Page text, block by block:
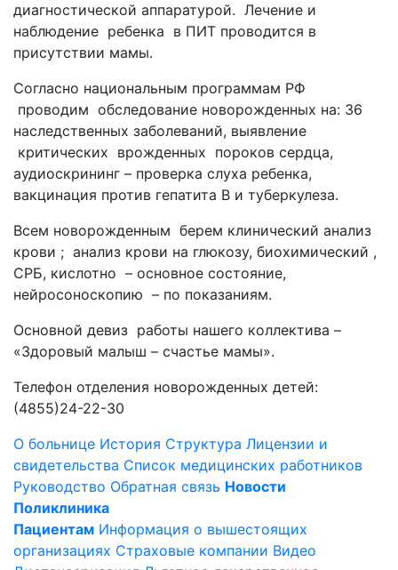
диагностической аппаратурой. Лечение и
наблюдение ребенка в ПИТ проводится в
присутствии мамы.
Согласно национальным программам РФ
проводим обследование новорожденных на: 36
наследственных заболеваний, выявление
критических врожденных пороков сердца,
аудиоскрининг – проверка слуха ребенка,
вакцинация против гепатита В и туберкулеза.
Всем новорожденным берем клинический анализ
крови ; анализ крови на глюкозу, биохимический ,
СРБ, кислотно – основное состояние,
нейросоноскопию – по показаниям.
Основной девиз работы нашего коллектива –
«Здоровый малыш – счастье мамы».
Телефон отделения новорожденных детей:
(4855)24-22-30
О больнице История Структура Лицензии и
свидетельства Список медицинских работников
Руководство Обратная связь Новости
Поликлиника
Пациентам Информация о вышестоящих
организациях Страховые компании Видео